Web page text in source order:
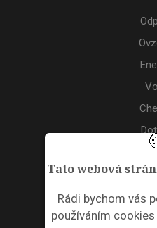
Tato webová
Rádi bychom vás
používáním